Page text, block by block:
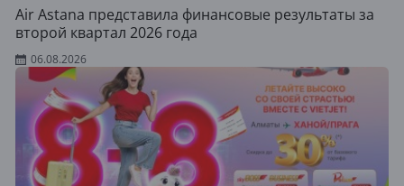
Air Astana представила финансовые результаты за
второй квартал 2026 года
06.08.2026